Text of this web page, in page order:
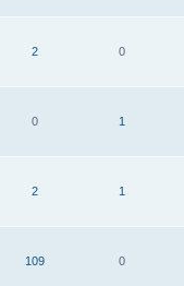
2
0
0
1
2
1
109
0